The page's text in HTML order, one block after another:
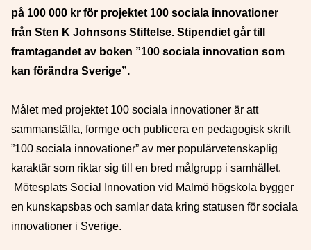
på 100 000 kr för projektet 100 sociala innovationer
från Sten K Johnsons Stiftelse. Stipendiet går till
framtagandet av boken ”100 sociala innovation som
kan förändra Sverige”.
Målet med projektet 100 sociala innovationer är att
sammanställa, formge och publicera en pedagogisk skrift
”100 sociala innovationer” av mer populärvetenskaplig
karaktär som riktar sig till en bred målgrupp i samhället.
Mötesplats Social Innovation vid Malmö högskola bygger
en kunskapsbas och samlar data kring statusen för sociala
innovationer i Sverige.